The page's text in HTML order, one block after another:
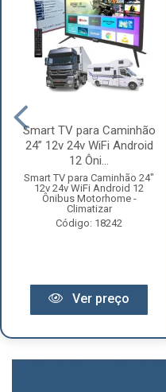
Smart TV para Caminhão
24” 12v 24v WiFi Android
12 Ôni...
Smart TV para Caminhão 24"
12v 24v WiFi Android 12
Ônibus Motorhome -
Climatizar
Código: 18242
Ver preço